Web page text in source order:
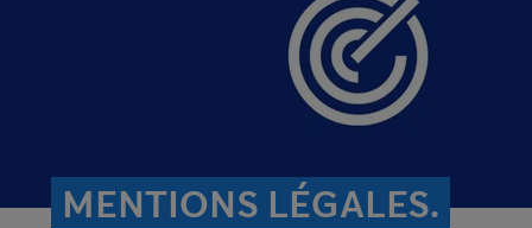
MENTIONS LÉGALES.